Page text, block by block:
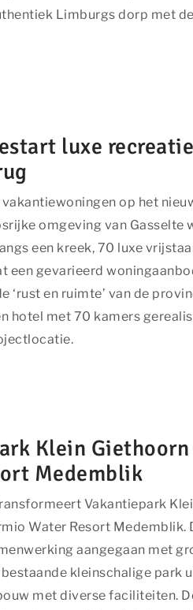
Limburgs dorp met
luxe
op het
omgeving van Gasselte
een kreek, 70 luxe
een gevarieerd
‘rust en ruimte’ van de
hotel met 70 kamers
Klein
Medemblik
Vakantiepark
Water Resort
aangegaan met
kleinschalige park
met diverse faciliteiten.
op en relevant zijn voor
maken op onze website. Met de
we om onze sites elke
in beeld gebracht.